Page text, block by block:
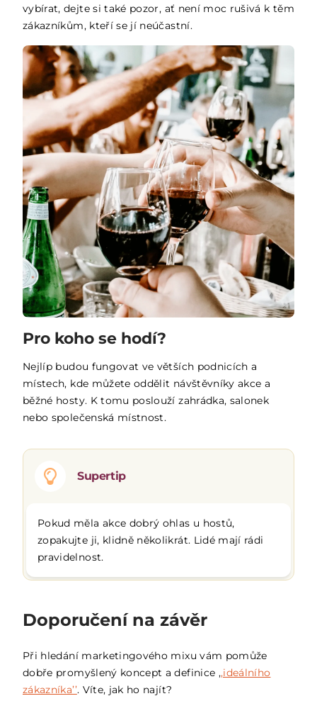
vybírat, dejte si také pozor, ať není moc rušivá k těm
zákazníkům, kteří se jí neúčastní.
Pro koho se hodí?
Nejlíp budou fungovat ve větších podnicích a
místech, kde můžete oddělit návštěvníky akce a
běžné hosty. K tomu poslouží zahrádka, salonek
nebo společenská místnost.
Supertip
Pokud měla akce dobrý ohlas u hostů,
zopakujte ji, klidně několikrát. Lidé mají rádi
pravidelnost.
Doporučení na závěr
Při hledání marketingového mixu vám pomůže
dobře promyšlený koncept a definice ‚‚ideálního
zákazníka’’. Víte, jak ho najít?